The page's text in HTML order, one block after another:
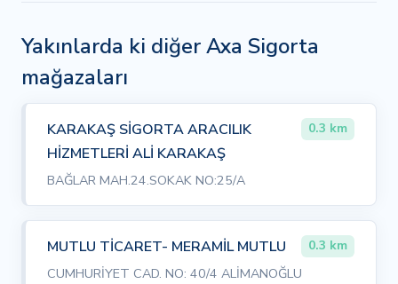
Yakınlarda ki diğer Axa Sigorta
mağazaları
KARAKAŞ SİGORTA ARACILIK
HİZMETLERİ ALİ KARAKAŞ
0.3 km
BAĞLAR MAH.24.SOKAK NO:25/A
MUTLU TİCARET- MERAMİL MUTLU 0.3 km
CUMHURİYET CAD. NO: 40/4 ALİMANOĞLU